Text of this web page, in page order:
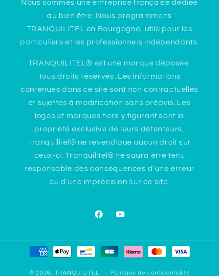
Nous sommes une entreprise française dédiée
au bien être. Nous programmons
TRANQUILITEL en Bourgogne, utile pour les
particuliers et les professionnels indépendants.
TRANQUILITEL® est une marque déposée.
Tous droits réservés. Les informations
contenues dans ce site sont non contractuelles
et sujettes à modification sans préavis. Les
logos et marques tiers y figurant sont la
propriété exclusive de leurs détenteurs,
Tranquilitel® ne revendique aucun droit sur
ceux-ci. Tranquilitel® ne saura être tenu
responsable des conséquences d’une erreur
ou d’une imprécision sur ce site.
FacebookYouTube
Moyens
paiement
© 2026, TRANQUILITEL Politique de confidentialité